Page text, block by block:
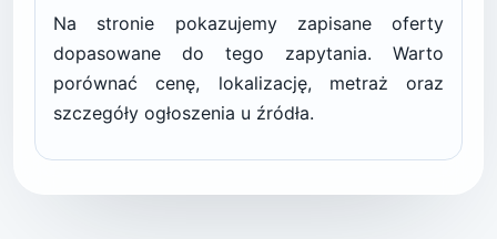
Na stronie pokazujemy zapisane oferty
dopasowane do tego zapytania. Warto
porównać cenę, lokalizację, metraż oraz
szczegóły ogłoszenia u źródła.